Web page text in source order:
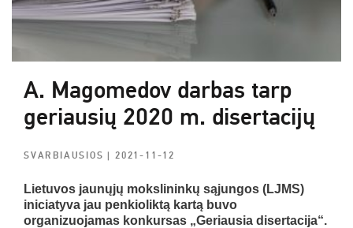
A. Magomedov darbas tarp
geriausių 2020 m. disertacijų
SVARBIAUSIOS| 2021-11-12
Lietuvos jaunųjų mokslininkų sąjungos (LJMS)
iniciatyva jau penkioliktą kartą buvo
organizuojamas konkursas „Geriausia disertacija“.